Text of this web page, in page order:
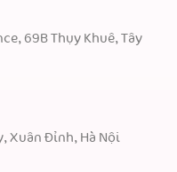
69B Thụy Khuê, Tây
Xuân Đỉnh, Hà Nội